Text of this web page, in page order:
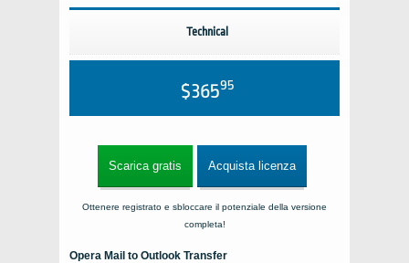
Technical
$36595
Scarica gratis Acquista licenza
Ottenere registrato e sbloccare il potenziale della versione
completa!
Opera Mail to Outlook Transfer